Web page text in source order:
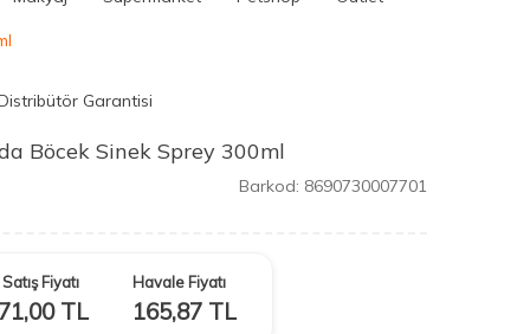
Garantisi
Böcek Sinek Sprey 300ml
Barkod: 8690730007701
Satış Fiyatı
TL
Havale Fiyatı
165,87 TL